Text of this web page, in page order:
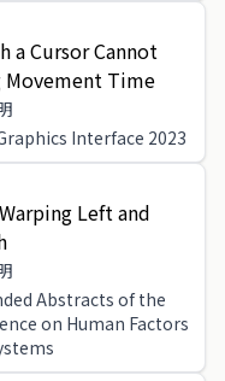
aCursorCannot
Movement Time
Interface 2023
Warping Leftand
Abstracts of the
on Human Factors